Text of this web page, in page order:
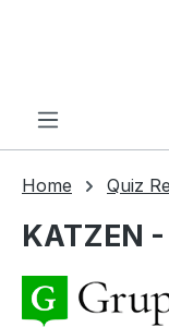
Zum Hauptinhalt
Home Quiz
KATZEN